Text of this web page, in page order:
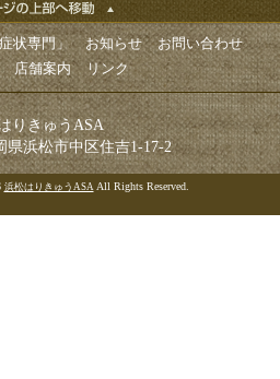
状専門」 お知らせ
お問い合わせ
店舗案内 リンク
りきゅうASA
県浜松市中区住吉1-17-2
浜松はりきゅうASAAll Rights Reserved.